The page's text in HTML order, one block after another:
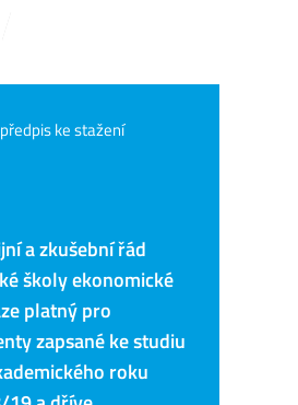
ke stažení
a zkušební řád
školy ekonomické
platný pro
zapsané ke studiu
roku